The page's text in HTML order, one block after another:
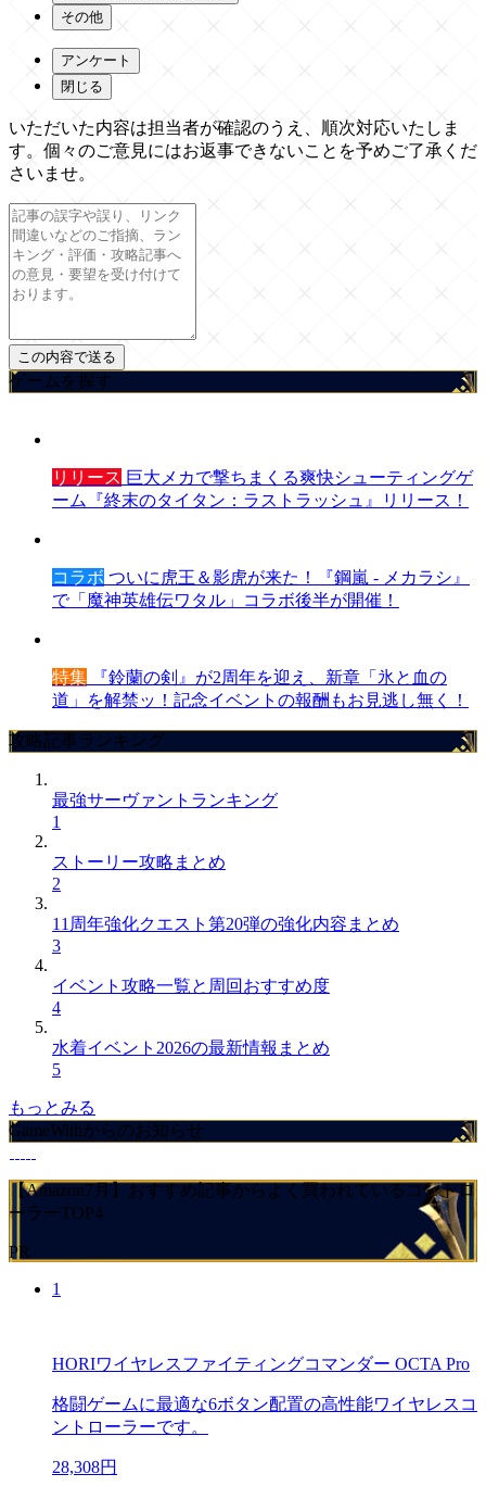
その他
アンケート
閉じる
いただいた内容は担当者が確認のうえ、順次対応いたしま
す。個々のご意見にはお返事できないことを予めご了承くだ
さいませ。
ゲームを探す
リリース 巨大メカで撃ちまくる爽快シューティングゲ
ーム『終末のタイタン：ラストラッシュ』リリース！
コラボ ついに虎王＆影虎が来た！『鋼嵐 - メカラシ』
で「魔神英雄伝ワタル」コラボ後半が開催！
特集 『鈴蘭の剣』が2周年を迎え、新章「氷と血の
道」を解禁ッ！記念イベントの報酬もお見逃し無く！
攻略記事ランキング
最強サーヴァントランキング
1
ストーリー攻略まとめ
2
11周年強化クエスト第20弾の強化内容まとめ
3
イベント攻略一覧と周回おすすめ度
4
水着イベント2026の最新情報まとめ
5
もっとみる
GameWithからのお知らせ
【Amazon7月】おすすめ記事からよく買われているコントロ
ーラーTOP4
PR
1
HORIワイヤレスファイティングコマンダー OCTA Pro
格闘ゲームに最適な6ボタン配置の高性能ワイヤレスコ
ントローラーです。
28,308円